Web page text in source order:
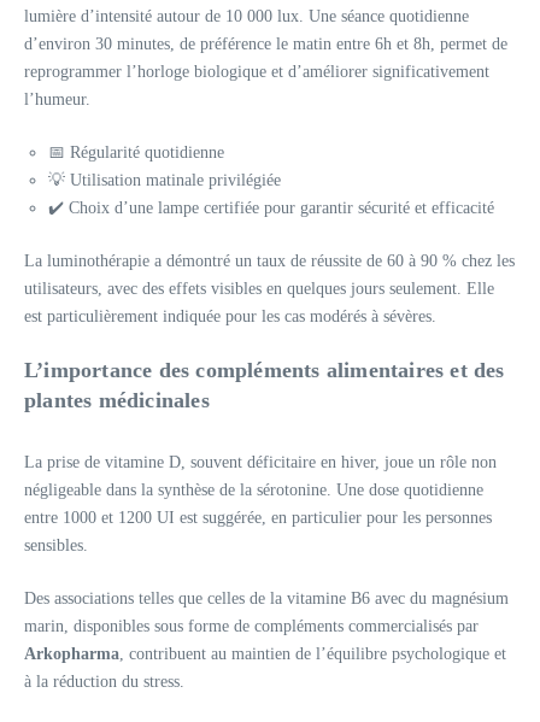
lumière d’intensité autour de 10 000 lux. Une séance quotidienne
d’environ 30 minutes, de préférence le matin entre 6h et 8h, permet de
reprogrammer l’horloge biologique et d’améliorer significativement
l’humeur.
📅 Régularité quotidienne
💡 Utilisation matinale privilégiée
✔️ Choix d’une lampe certifiée pour garantir sécurité et efficacité
La luminothérapie a démontré un taux de réussite de 60 à 90 % chez les
utilisateurs, avec des effets visibles en quelques jours seulement. Elle
est particulièrement indiquée pour les cas modérés à sévères.
L’importance des compléments alimentaires et des
plantes médicinales
La prise de vitamine D, souvent déficitaire en hiver, joue un rôle non
négligeable dans la synthèse de la sérotonine. Une dose quotidienne
entre 1000 et 1200 UI est suggérée, en particulier pour les personnes
sensibles.
Des associations telles que celles de la vitamine B6 avec du magnésium
marin, disponibles sous forme de compléments commercialisés par
Arkopharma , contribuent au maintien de l’équilibre psychologique et
à la réduction du stress.